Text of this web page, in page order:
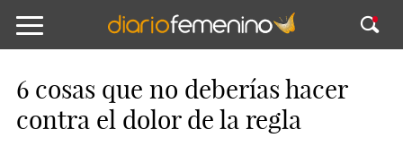
6 cosas que no deberías hacer
contra el dolor de la regla